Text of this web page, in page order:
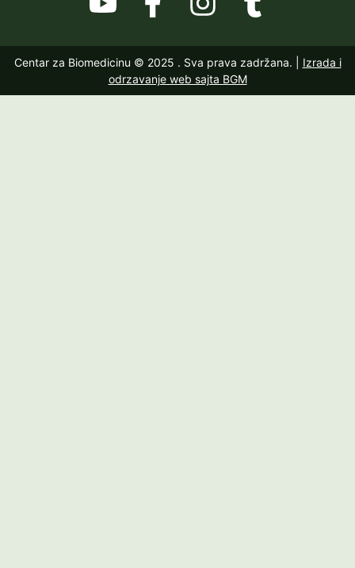
Centar za Biomedicinu © 2025 . Sva prava zadržana. | Izrada i
odrzavanje web sajta BGM